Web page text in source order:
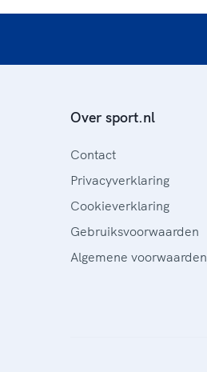
Over sport.nl
Contact
Privacyverklaring
Cookieverklaring
Gebruiksvoorwaarden
Algemene voorwaarden